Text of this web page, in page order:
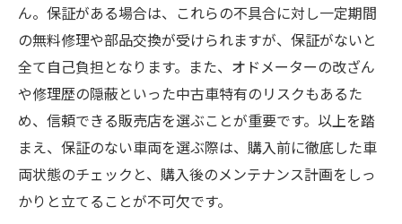
ん。保証がある場合は、これらの不具合に対し一定期間
の無料修理や部品交換が受けられますが、保証がないと
全て自己負担となります。また、オドメーターの改ざん
や修理歴の隠蔽といった中古車特有のリスクもあるた
め、信頼できる販売店を選ぶことが重要です。以上を踏
まえ、保証のない車両を選ぶ際は、購入前に徹底した車
両状態のチェックと、購入後のメンテナンス計画をしっ
かりと立てることが不可欠です。